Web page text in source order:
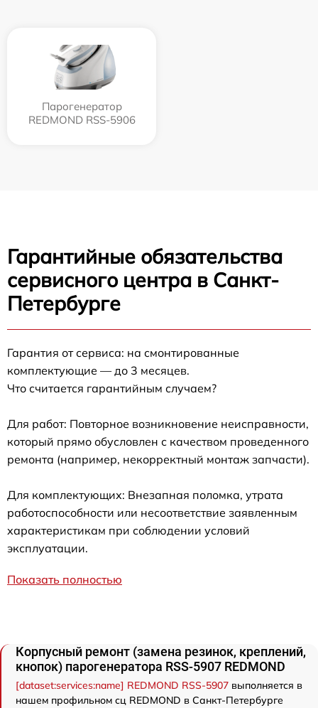
Парогенератор
REDMOND RSS-5906
Гарантийные обязательства
сервисного центра в Санкт-
Петербурге
Гарантия от сервиса: на смонтированные
комплектующие — до 3 месяцев.
Что считается гарантийным случаем?
Для работ: Повторное возникновение неисправности,
который прямо обусловлен с качеством проведенного
ремонта (например, некорректный монтаж запчасти).
Для комплектующих: Внезапная поломка, утрата
работоспособности или несоответствие заявленным
характеристикам при соблюдении условий
эксплуатации.
Показать полностью
Корпусный ремонт (замена резинок, креплений,
кнопок) парогенератора RSS-5907 REDMOND
[dataset:services:name] REDMOND RSS-5907 выполняется в
нашем профильном сц REDMOND в Санкт-Петербурге